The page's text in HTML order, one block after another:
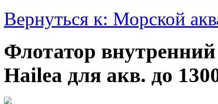
Вернуться к: Морской
Флотатор
Hailea для акв. до